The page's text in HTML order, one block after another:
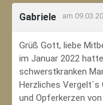
Gabriele am
Grüß Gott, liebe
im Januar 2022
schwerstkranken
Herzliches
und Opferkerzen